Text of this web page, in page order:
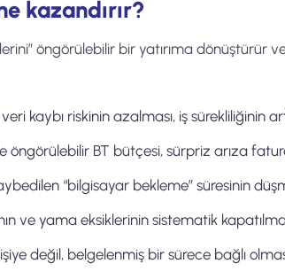
kazandırır?
öngörülebilir bir yatırıma dönüştürür
kaybı riskinin azalması, iş sürekliliğinin
öngörülebilir BT bütçesi, sürpriz arıza
“bilgisayar bekleme” süresinin
ve yama eksiklerinin sistematik
değil, belgelenmiş bir sürece bağlı